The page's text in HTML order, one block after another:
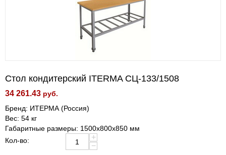
Стол кондитерский ITERMA СЦ-133/1508
34 261.43 руб.
Бренд: ИТЕРМА (Россия)
Вес: 54 кг
Габаритные размеры: 1500x800x850 мм
Кол-во:
+
−